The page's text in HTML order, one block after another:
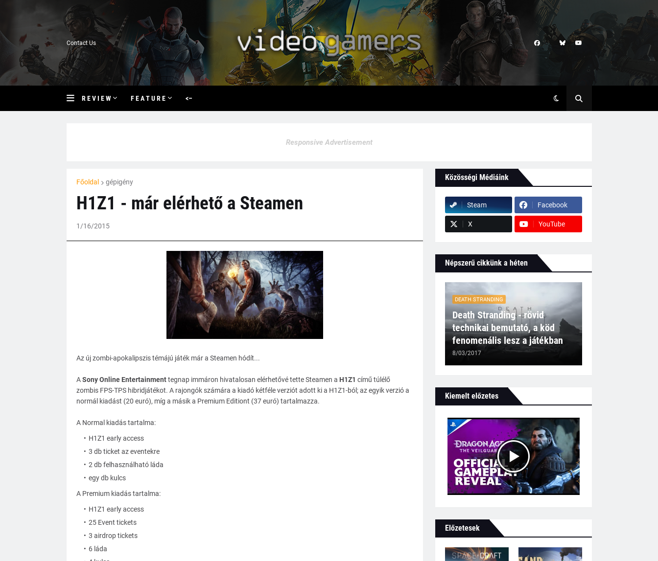
Contact Us
R E V I E W F E A T U R E <–
Responsive Advertisement
Főoldal gépigény
H1Z1 - már elérhető a Steamen
1/16/2015
Az új zombi-apokalipszis témájú játék már a Steamen hódít...
ASony Online Entertainmenttegnap immáron hivatalosan elérhetővé tette Steamen a H1Z1 című túlélő
zombis FPS-TPS hibridjátékot. A rajongók számára a kiadó kétféle verziót adott ki a H1Z1-ból; az egyik verzió a
normál kiadást (20 euró), míg a másik a Premium Editiont (37 euró) tartalmazza.
A Normal kiadás tartalma:
H1Z1 early access
3 db ticket az eventekre
2 db felhasználható láda
egy db kulcs
A Premium kiadás tartalma:
H1Z1 early access
25 Event tickets
3 airdrop tickets
6 láda
Közösségi Médiáink
Steam Facebook
X YouTube
Népszerű cikkünk a héten
DEATH STRANDING
Death Stranding - rövid
technikai bemutató, a köd
fenomenális lesz a játékban
8/03/2017
Kiemelt előzetes
Előzetesek